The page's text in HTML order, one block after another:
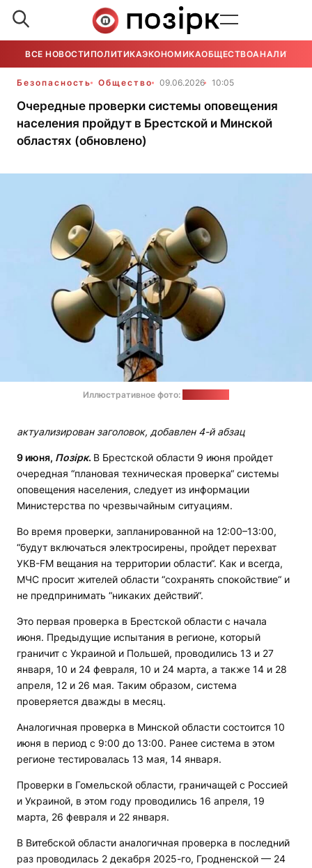
ВСЕ НОВОСТИ ПОЛИТИКАЭКОНОМИКАОБЩЕСТВОАНАЛИТИКА
Безопасность Общество 09.06.2026 10:05
Очередные проверки системы оповещения
населения пройдут в Брестской и Минской
областях (обновлено)
Иллюстративное фото:
актуализирован заголовок, добавлен 4-й абзац
9 июня, Позірк. В Брестской области 9 июня пройдет
очередная “плановая техническая проверка“ системы
оповещения населения, следует из информации
Министерства по чрезвычайным ситуациям.
Во время проверки, запланированной на 12:00–13:00,
“будут включаться электросирены, пройдет перехват
УКВ-FM вещания на территории области“. Как и всегда,
МЧС просит жителей области “сохранять спокойствие“ и
не предпринимать “никаких действий“.
Это первая проверка в Брестской области с начала
июня. Предыдущие испытания в регионе, который
граничит с Украиной и Польшей, проводились 13 и 27
января, 10 и 24 февраля, 10 и 24 марта, а также 14 и 28
апреля, 12 и 26 мая. Таким образом, система
проверяется дважды в месяц.
Аналогичная проверка в Минской области состоится 10
июня в период с 9:00 до 13:00. Ранее система в этом
регионе тестировалась 13 мая, 14 января.
Проверки в Гомельской области, граничащей с Россией
и Украиной, в этом году проводились 16 апреля, 19
марта, 26 февраля и 22 января.
В Витебской области аналогичная проверка в последний
раз проводилась 2 декабря 2025-го, Гродненской — 24